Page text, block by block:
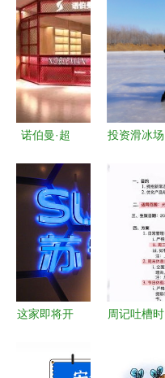
诺伯曼·超
重庆运动健
身的新标杆
投资滑冰场
项目经营的
前景与机遇
这家即将开
露了内部照
周记吐槽时
0814） 光